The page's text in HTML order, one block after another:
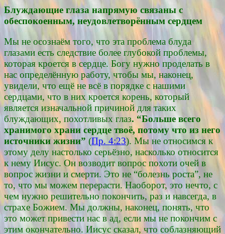
Блуждающие глаза напрямую связаны с
обеспокоенным, неудовлетворённым сердцем
Мы не осознаём того, что эта проблема блуда
глазами есть следствие более глубокой проблемы,
которая кроется в сердце. Богу нужно проделать в
нас определённую работу, чтобы мы, наконец,
увидели, что ещё не всё в порядке с нашими
сердцами, что в них кроется корень, который
является изначальной причиной для таких
блуждающих, похотливых глаз. “Больше всего
хранимого храни сердце твоё, потому что из него
источники жизни” (Пр. 4:23). Мы не относимся к
этому делу настолько серьёзно, насколько относится
к нему Иисус. Он возводит вопрос похоти очей в
вопрос жизни и смерти. Это не “болезнь роста”, не
то, что мы можем перерасти. Наоборот, это нечто, с
чем нужно решительно покончить, раз и навсегда, в
страхе Божием. Мы должны, наконец, понять, что
это может привести нас в ад, если мы не покончим с
этим окончательно. Иисус сказал, что соблазняющий